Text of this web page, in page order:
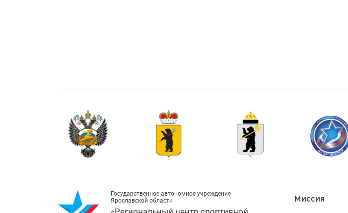
Государственное автономное учреждение
Ярославской области
Миссия